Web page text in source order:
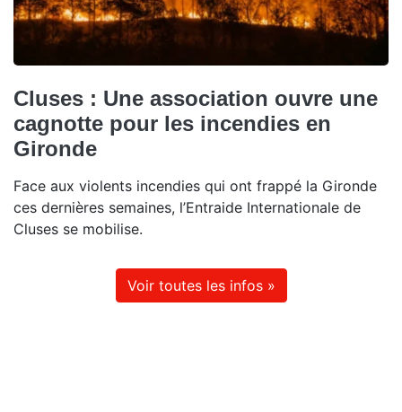
Cluses : Une association ouvre une
cagnotte pour les incendies en
Gironde
Face aux violents incendies qui ont frappé la Gironde
ces dernières semaines, l’Entraide Internationale de
Cluses se mobilise.
Voir toutes les infos »